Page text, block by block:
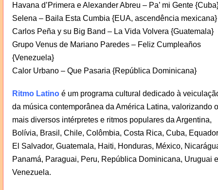
Havana d’Primera e Alexander Abreu – Pa’ mi Gente
Selena – Baila Esta Cumbia {EUA, ascendência mexicana}
Carlos Peña y su Big Band – La Vida Volvera {Guatemala}
Grupo Venus de Mariano Paredes – Feliz Cumpleaños
{Venezuela}
Calor Urbano – Que Pasaria {República Dominicana}
Ritmo Latinoé um programa cultural dedicado à
da música contemporânea da América Latina, valorizando
mais diversos intérpretes e ritmos populares da Argentina,
Bolívia, Brasil, Chile, Colômbia, Costa Rica, Cuba,
El Salvador, Guatemala, Haiti, Honduras, México,
Panamá, Paraguai, Peru, República Dominicana, Uruguai e
Venezuela.